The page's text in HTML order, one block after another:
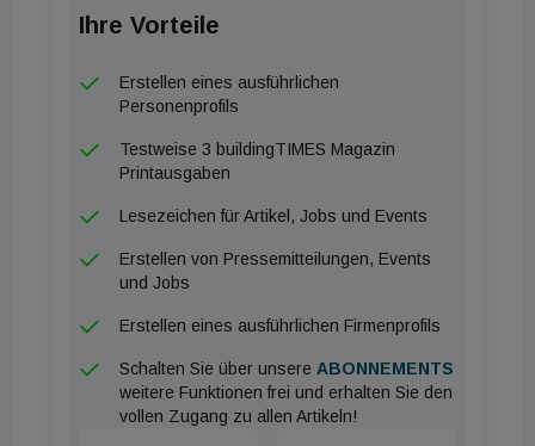
Ihre Vorteile
Erstellen eines ausführlichen
Personenprofils
Testweise 3 buildingTIMES Magazin
Printausgaben
Lesezeichen für Artikel, Jobs und Events
Erstellen von Pressemitteilungen, Events
und Jobs
Erstellen eines ausführlichen Firmenprofils
Schalten Sie über unsere ABONNEMENTS
weitere Funktionen frei und erhalten Sie den
vollen Zugang zu allen Artikeln!